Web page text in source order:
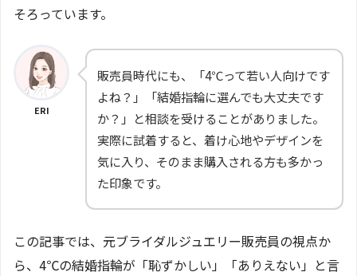
そろっています。
ERI
販売員時代にも、「4℃って若い人向けです
よね？」「結婚指輪に選んでも大丈夫です
か？」と相談を受けることがありました。
実際に試着すると、着け心地やデザインを
気に入り、そのまま購入される方も多かっ
た印象です。
この記事では、元ブライダルジュエリー販売員の視点か
ら、4℃の結婚指輪が「恥ずかしい」「ありえない」と言